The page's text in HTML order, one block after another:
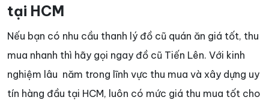
tại HCM
Nếu bạn có nhu cầu thanh lý đồ cũ quán ăn giá tốt, thu
mua nhanh thì hãy gọi ngay đồ cũ Tiến Lên. Với kinh
nghiệm lâu năm trong lĩnh vực thu mua và xây dựng uy
tín hàng đầu tại HCM, luôn có mức giá thu mua tốt cho